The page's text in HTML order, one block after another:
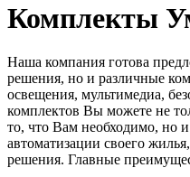
Комплекты
Наша компания готова
решения, но и различные
освещения, мультимедиа,
комплектов Вы можете не
то, что Вам необходимо, но
автоматизации своего
решения. Главные